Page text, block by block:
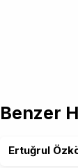
Benzer
Ertuğrul